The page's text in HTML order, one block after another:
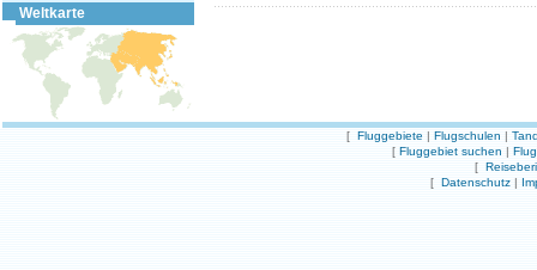
Weltkarte
[ Fluggebiete | Flugschulen |
[ Fluggebiet suchen |
[
[ Datenschutz |